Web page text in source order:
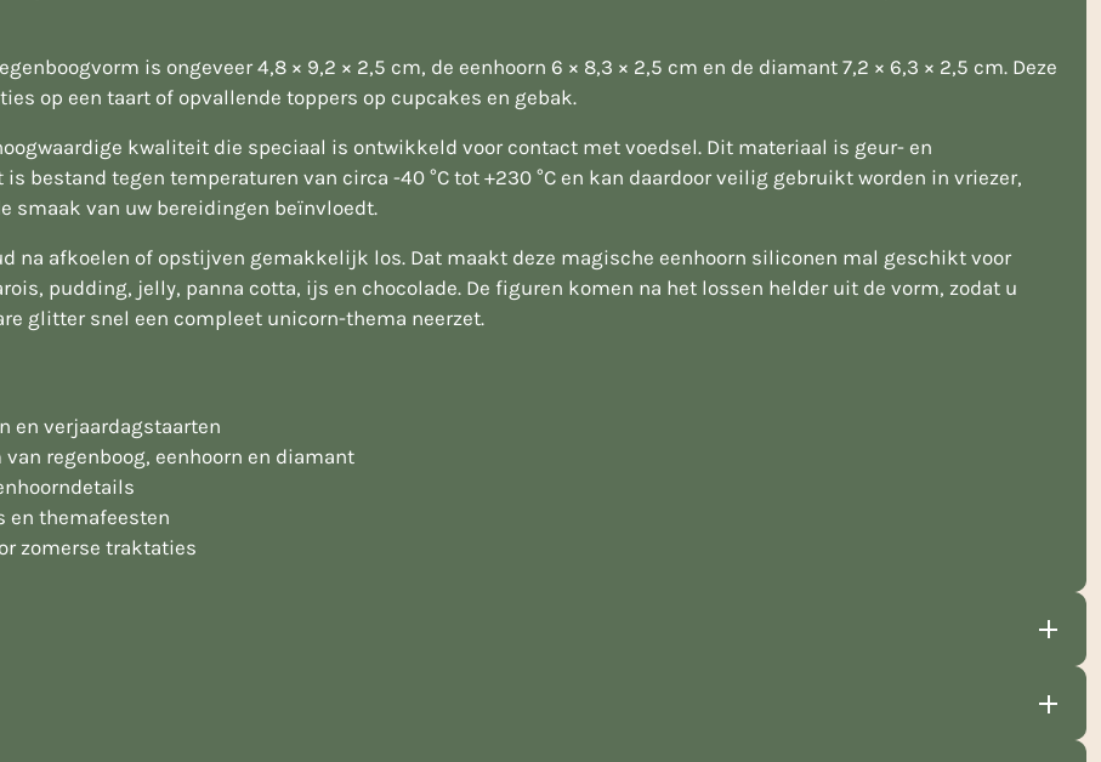
is ongeveer 4,8 × 9,2 × 2,5 cm, de eenhoorn 6 × 8,3 × 2,5 cm en de diamant 7,2 × 6,3 × 2,5 cm. Deze
op een taart of opvallende toppers op cupcakes en gebak.
kwaliteit die speciaal is ontwikkeld voor contact met voedsel. Dit materiaal is geur- en
bestand tegen temperaturen van circa -40 °C tot +230 °C en kan daardoor veilig gebruikt worden in vriezer,
smaak van uw bereidingen beïnvloedt.
na afkoelen of opstijven gemakkelijk los. Dat maakt deze magische eenhoorn siliconen mal geschikt voor
pudding, jelly, panna cotta, ijs en chocolade. De figuren komen na het lossen helder uit de vorm, zodat u
glitter snel een compleet unicorn-thema neerzet.
en verjaardagstaarten
regenboog, eenhoorn en diamant
en themafeesten
zomerse traktaties